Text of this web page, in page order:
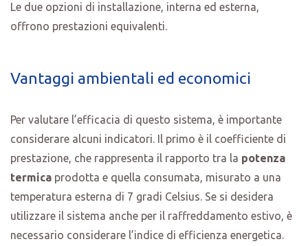
Le due opzioni di installazione, interna ed esterna,
offrono prestazioni equivalenti.
Vantaggi ambientali ed economici
Per valutare l’efficacia di questo sistema, è importante
considerare alcuni indicatori. Il primo è il coefficiente di
prestazione, che rappresenta il rapporto tra la potenza
termica prodotta e quella consumata, misurato a una
temperatura esterna di 7 gradi Celsius. Se si desidera
utilizzare il sistema anche per il raffreddamento estivo, è
necessario considerare l’indice di efficienza energetica.